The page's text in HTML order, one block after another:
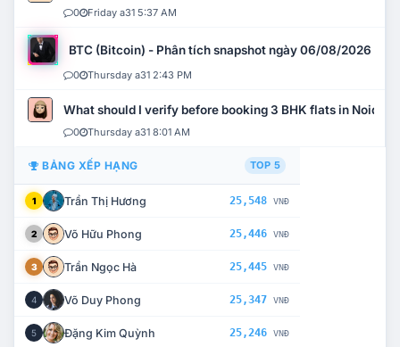
0 Friday a31 5:37 AM
BTC (Bitcoin) - Phân tích snapshot ngày 06/08/2026
0 Thursday a31 2:43 PM
What should I verify before booking 3 BHK flats in Noida?
0 Thursday a31 8:01 AM
BẢNG XẾP HẠNG TOP 5
1 Trần Thị Hương 25,548 VNĐ
2 Võ Hữu Phong 25,446 VNĐ
3 Trần Ngọc Hà 25,445 VNĐ
4 Võ Duy Phong 25,347 VNĐ
5 Đặng Kim Quỳnh 25,246 VNĐ